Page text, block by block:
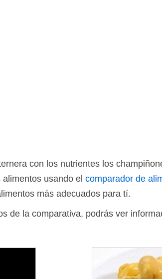
con los nutrientes los
usando el comparador de
más adecuados para tí.
de la comparativa, podrás ver